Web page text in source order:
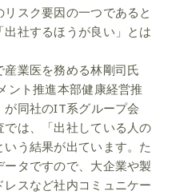
スク要因の一つであると
社するほうが良い」とは
業医を務める林剛司氏
ント推進本部健康経営推
同社のIT系グループ会
は、「出社している人の
う結果が出ています。た
タですので、大企業や製
スなど社内コミュニケー